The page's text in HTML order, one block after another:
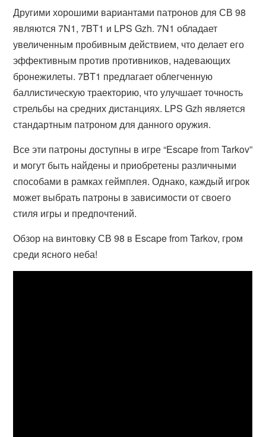
Другими хорошими вариантами патронов для СВ 98
являются 7N1, 7BT1 и LPS Gzh. 7N1 обладает
увеличенным пробивным действием, что делает его
эффективным против противников, надевающих
бронежилеты. 7BT1 предлагает облегченную
баллистическую траекторию, что улучшает точность
стрельбы на средних дистанциях. LPS Gzh является
стандартным патроном для данного оружия.
Все эти патроны доступны в игре “Escape from Tarkov”
и могут быть найдены и приобретены различными
способами в рамках геймплея. Однако, каждый игрок
может выбрать патроны в зависимости от своего
стиля игры и предпочтений.
Обзор на винтовку СВ 98 в Escape from Tarkov, гром
среди ясного неба!